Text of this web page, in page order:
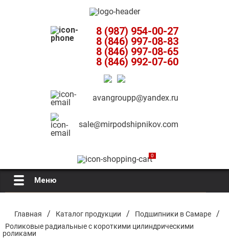
8 (987) 954-00-27
8 (846) 997-08-83
8 (846) 997-08-65
8 (846) 992-07-60
avangroupp@yandex.ru
sale@mirpodshipnikov.com
0
Меню
О компании
Главная / Каталог продукции / Подшипники в Самаре /
Роликовые радиальные с короткими цилиндрическими
роликами